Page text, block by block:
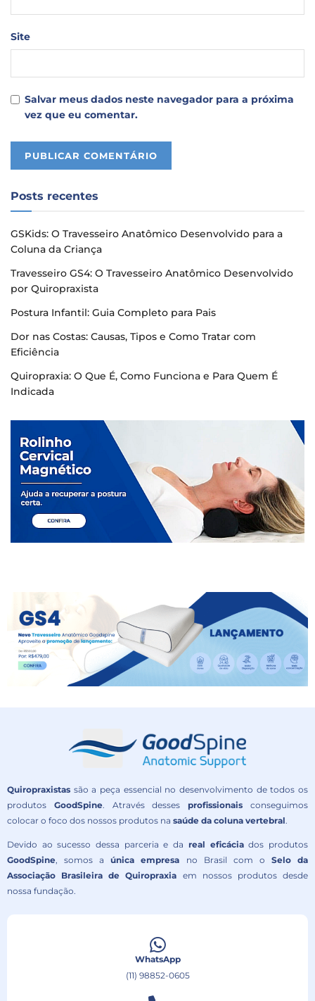
Site
Salvar meus dados neste navegador para a próxima
vez que eu comentar.
Posts recentes
GSKids: O Travesseiro Anatômico Desenvolvido para a
Coluna da Criança
Travesseiro GS4: O Travesseiro Anatômico Desenvolvido
por Quiropraxista
Postura Infantil: Guia Completo para Pais
Dor nas Costas: Causas, Tipos e Como Tratar com
Eficiência
Quiropraxia: O Que É, Como Funciona e Para Quem É
Indicada
Quiropraxistas são a peça essencial no desenvolvimento de todos os
produtos GoodSpine. Através dessesprofissionais conseguimos
colocar o foco dos nossos produtos na saúde da coluna vertebral.
Devido ao sucesso dessa parceria e da real eficáciados produtos
GoodSpine, somos aúnica empresa no Brasil com o Selo da
Associação Brasileira de Quiropraxia em nossos produtos desde
nossa fundação.
WhatsApp
(11) 98852-0605